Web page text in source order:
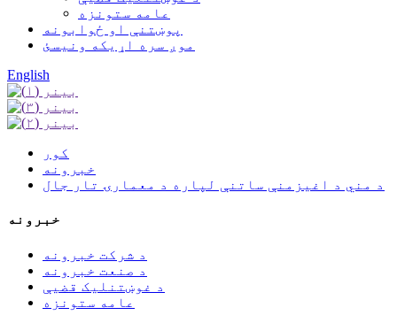
عامه ستونزه
پوښتنې او ځوابونه
موږ سره اړیکه ونیسئ
English
کور
خبرونه
د مني د اغیزمنې ساتنې لپاره د معمارۍ تار جال
خبرونه
د شرکت خبرونه
د صنعت خبرونه
د غوښتنلیک قضیې
عامه ستونزه